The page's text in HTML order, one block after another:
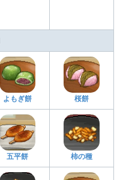
よもぎ餅 桜餅
五平餅 柿の種